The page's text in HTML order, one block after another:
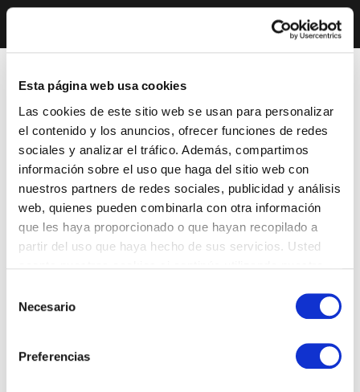
Esta página web usa cookies
Las cookies de este sitio web se usan para personalizar
el contenido y los anuncios, ofrecer funciones de redes
sociales y analizar el tráfico. Además, compartimos
información sobre el uso que haga del sitio web con
nuestros partners de redes sociales, publicidad y análisis
web, quienes pueden combinarla con otra información
que les haya proporcionado o que hayan recopilado a
partir del uso que haya hecho de sus servicios. Usted
Necesario
Preferencias